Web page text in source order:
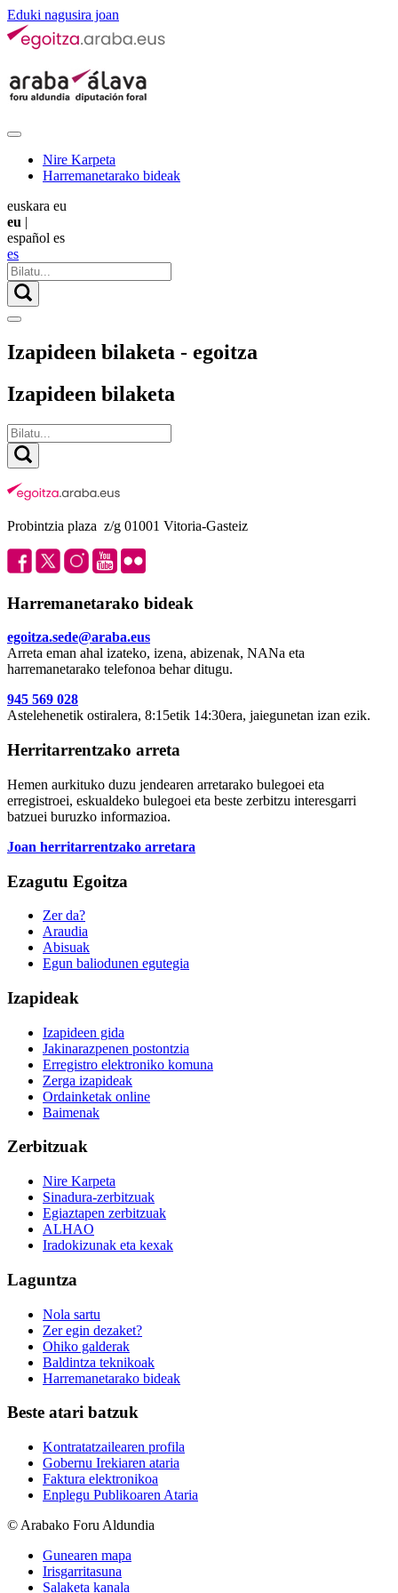
Eduki nagusira joan
Nire Karpeta
Harremanetarako bideak
euskara eu
eu |
español es
es
Izapideen bilaketa - egoitza
Izapideen bilaketa
Probintzia plaza z/g 01001 Vitoria-Gasteiz
Harremanetarako bideak
egoitza.sede@araba.eus
Arreta eman ahal izateko, izena, abizenak, NANa eta
harremanetarako telefonoa behar ditugu.
945 569 028
Astelehenetik ostiralera, 8:15etik 14:30era, jaiegunetan izan ezik.
Herritarrentzako arreta
Hemen aurkituko duzu jendearen arretarako bulegoei eta
erregistroei, eskualdeko bulegoei eta beste zerbitzu interesgarri
batzuei buruzko informazioa.
Joan herritarrentzako arretara
Ezagutu Egoitza
Zer da?
Araudia
Abisuak
Egun baliodunen egutegia
Izapideak
Izapideen gida
Jakinarazpenen postontzia
Erregistro elektroniko komuna
Zerga izapideak
Ordainketak online
Baimenak
Zerbitzuak
Nire Karpeta
Sinadura-zerbitzuak
Egiaztapen zerbitzuak
ALHAO
Iradokizunak eta kexak
Laguntza
Nola sartu
Zer egin dezaket?
Ohiko galderak
Baldintza teknikoak
Harremanetarako bideak
Beste atari batzuk
Kontratatzailearen profila
Gobernu Irekiaren ataria
Faktura elektronikoa
Enplegu Publikoaren Ataria
© Arabako Foru Aldundia
Gunearen mapa
Irisgarritasuna
Salaketa kanala